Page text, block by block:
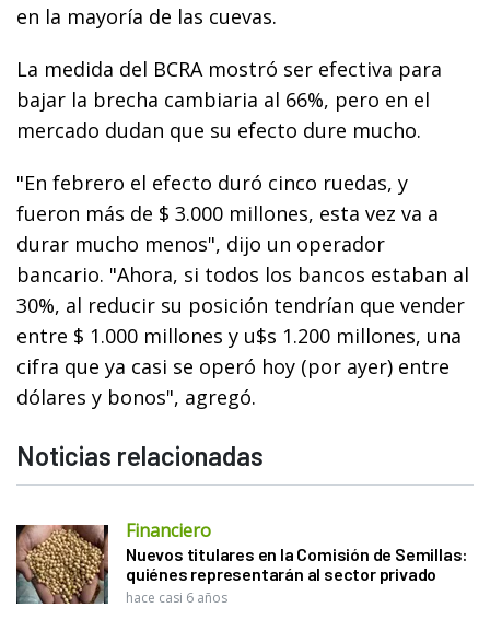
en la mayoría de las cuevas.
La medida del BCRA mostró ser efectiva para
bajar la brecha cambiaria al 66%, pero en el
mercado dudan que su efecto dure mucho.
"En febrero el efecto duró cinco ruedas, y
fueron más de $ 3.000 millones, esta vez va a
durar mucho menos", dijo un operador
bancario. "Ahora, si todos los bancos estaban al
30%, al reducir su posición tendrían que vender
entre $ 1.000 millones y u$s 1.200 millones, una
cifra que ya casi se operó hoy (por ayer) entre
dólares y bonos", agregó.
Noticias relacionadas
Financiero
Nuevos titulares en la Comisión de Semillas:
quiénes representarán al sector privado
hace casi 6 años